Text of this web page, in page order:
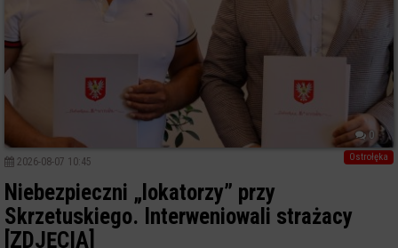
0
Ostrołęka
2026-08-07 10:45
Niebezpieczni „lokatorzy” przy
Skrzetuskiego. Interweniowali strażacy
[ZDJĘCIA]